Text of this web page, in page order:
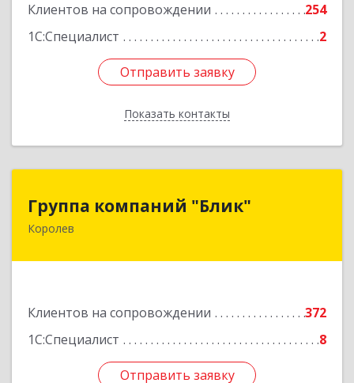
Клиентов на сопровождении
254
1С:Специалист
2
Отправить заявку
Показать контакты
Отправить заявку
Назад
Группа компаний "Блик"
Королев
Клиентов на сопровождении
372
1С:Специалист
8
Отправить заявку
Группа компаний "Блик"
Отправить заявку